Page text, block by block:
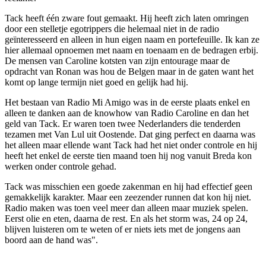
Tack heeft één zware fout gemaakt. Hij heeft zich laten omringen
door een stelletje egotrippers die helemaal niet in de radio
geïnteresseerd en alleen in hun eigen naam en portefeuille. Ik kan ze
hier allemaal opnoemen met naam en toenaam en de bedragen erbij.
De mensen van Caroline kotsten van zijn entourage maar de
opdracht van Ronan was hou de Belgen maar in de gaten want het
komt op lange termijn niet goed en gelijk had hij.
Het bestaan van Radio Mi Amigo was in de eerste plaats enkel en
alleen te danken aan de knowhow van Radio Caroline en dan het
geld van Tack. Er waren toen twee Nederlanders die tenderden
tezamen met Van Lul uit Oostende. Dat ging perfect en daarna was
het alleen maar ellende want Tack had het niet onder controle en hij
heeft het enkel de eerste tien maand toen hij nog vanuit Breda kon
werken onder controle gehad.
Tack was misschien een goede zakenman en hij had effectief geen
gemakkelijk karakter. Maar een zeezender runnen dat kon hij niet.
Radio maken was toen veel meer dan alleen maar muziek spelen.
Eerst olie en eten, daarna de rest. En als het storm was, 24 op 24,
blijven luisteren om te weten of er niets iets met de jongens aan
boord aan de hand was".